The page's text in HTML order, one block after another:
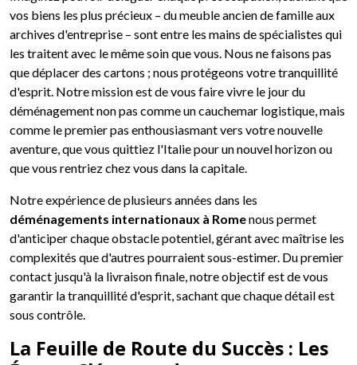
vos biens les plus précieux – du meuble ancien de famille aux
archives d'entreprise – sont entre les mains de spécialistes qui
les traitent avec le même soin que vous. Nous ne faisons pas
que déplacer des cartons ; nous protégeons votre tranquillité
d'esprit. Notre mission est de vous faire vivre le jour du
déménagement non pas comme un cauchemar logistique, mais
comme le premier pas enthousiasmant vers votre nouvelle
aventure, que vous quittiez l'Italie pour un nouvel horizon ou
que vous rentriez chez vous dans la capitale.
Notre expérience de plusieurs années dans les
déménagements internationaux à Romenous permet
d'anticiper chaque obstacle potentiel, gérant avec maîtrise les
complexités que d'autres pourraient sous-estimer. Du premier
contact jusqu'à la livraison finale, notre objectif est de vous
garantir la tranquillité d'esprit, sachant que chaque détail est
sous contrôle.
La Feuille de Route du Succès : Les